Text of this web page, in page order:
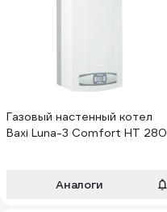
Газовый настенный котел
Baxi Luna-3 Comfort HT 280
Аналоги